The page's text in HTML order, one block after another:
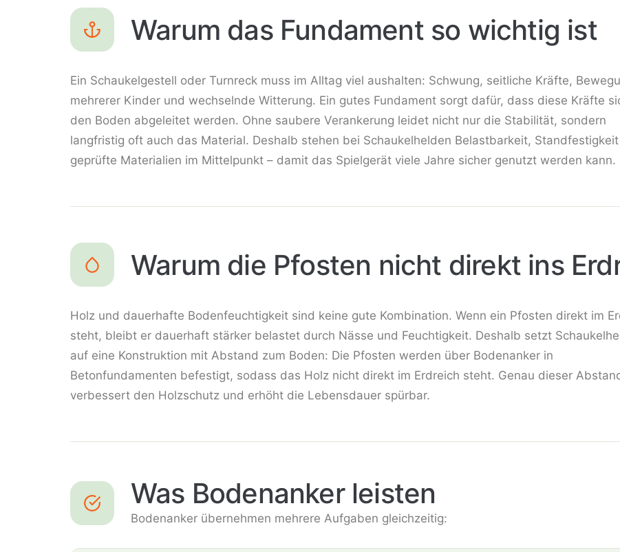
Warum das Fundament so wichtig ist
Ein Schaukelgestell oder Turnreck muss im Alltag viel aushalten: Schwung, seitliche Kräfte,
mehrerer Kinder und wechselnde Witterung. Ein gutes Fundament sorgt dafür, dass diese Kräfte
den Boden abgeleitet werden. Ohne saubere Verankerung leidet nicht nur die Stabilität, sondern
langfristig oft auch das Material. Deshalb stehen bei Schaukelhelden Belastbarkeit,
geprüfte Materialien im Mittelpunkt – damit das Spielgerät viele Jahre sicher genutzt werden kann.
Warum die Pfosten nicht direkt ins
Holz und dauerhafte Bodenfeuchtigkeit sind keine gute Kombination. Wenn ein Pfosten direkt im
steht, bleibt er dauerhaft stärker belastet durch Nässe und Feuchtigkeit. Deshalb setzt
auf eine Konstruktion mit Abstand zum Boden: Die Pfosten werden über Bodenanker in
Betonfundamenten befestigt, sodass das Holz nicht direkt im Erdreich steht. Genau dieser
verbessert den Holzschutz und erhöht die Lebensdauer spürbar.
Was Bodenanker leisten
Bodenanker übernehmen mehrere Aufgaben gleichzeitig: